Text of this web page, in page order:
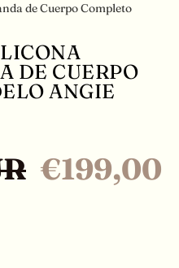
de Cuerpo Completo
DE CUERPO
ANGIE
€199,00